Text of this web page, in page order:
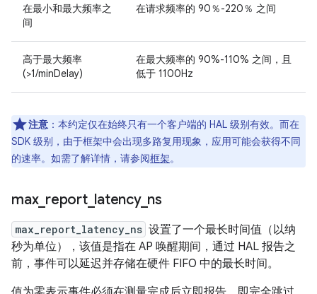
在最小和最大频率之
间
在请求频率的 90％-220％ 之间
高于最大频率
(>1/minDelay)
在最大频率的 90%-110% 之间，且
低于 1100Hz
注意 ：本约定仅在始终只有一个客户端的 HAL 级别有效。而在
SDK 级别，由于框架中会出现多路复用现象，应用可能会获得不同
的速率。如需了解详情，请参阅框架。
max_ report_ latency_ ns
max_report_latency_ns 设置了一个最长时间值（以纳
秒为单位），该值是指在 AP 唤醒期间，通过 HAL 报告之
前，事件可以延迟并存储在硬件 FIFO 中的最长时间。